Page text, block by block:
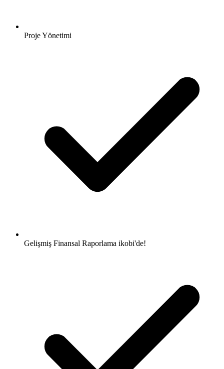
Proje Yönetimi
Gelişmiş Finansal Raporlama ikobi'de!